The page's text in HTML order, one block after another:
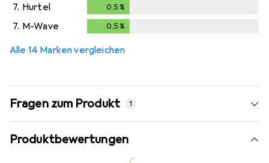
7. Hurtel 0,5 %
7. M-Wave 0,5 %
Alle 14 Marken vergleichen
Fragen zum Produkt 1
Produktbewertungen